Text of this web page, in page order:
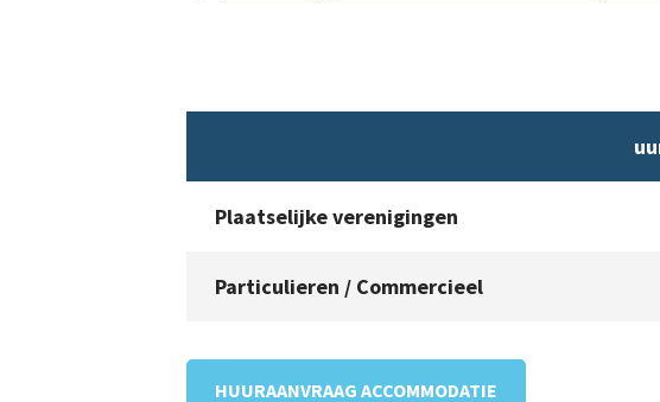
Plaatselijke verenigingen
Particulieren / Commercieel
HUURAANVRAAG ACCOMMODATIE